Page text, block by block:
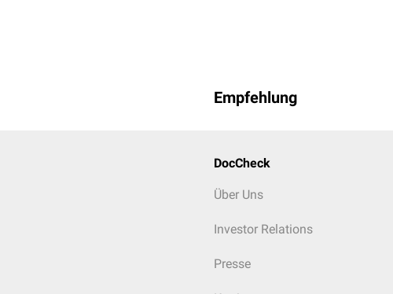
Empfehlung
DocCheck
Über Uns
Investor Relations
Presse